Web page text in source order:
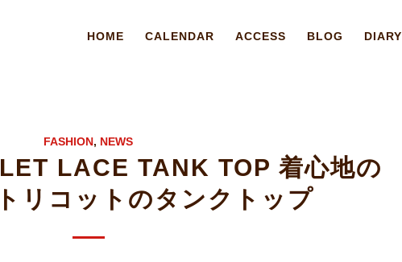
HOME CALENDAR ACCESS BLOG DIARY
FASHION, NEWS
LACE TANK TOP 着心地の
リコットのタンクトップ